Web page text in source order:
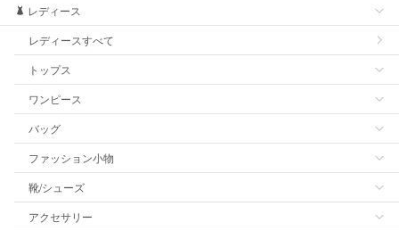
レディース
レディースすべて
トップス
ワンピース
バッグ
ファッション小物
靴/シューズ
アクセサリー